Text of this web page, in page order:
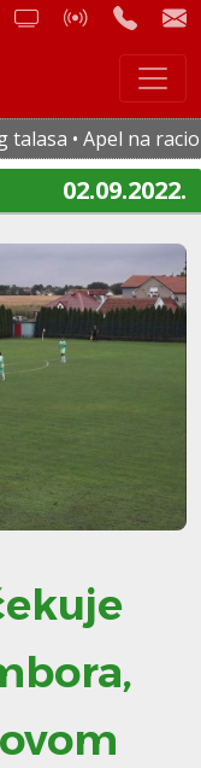
• Apel na
02.09.2022.